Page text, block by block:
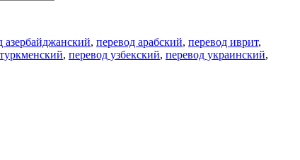
азербайджанский, перевод арабский, перевод иврит,
, перевод узбекский, перевод украинский,